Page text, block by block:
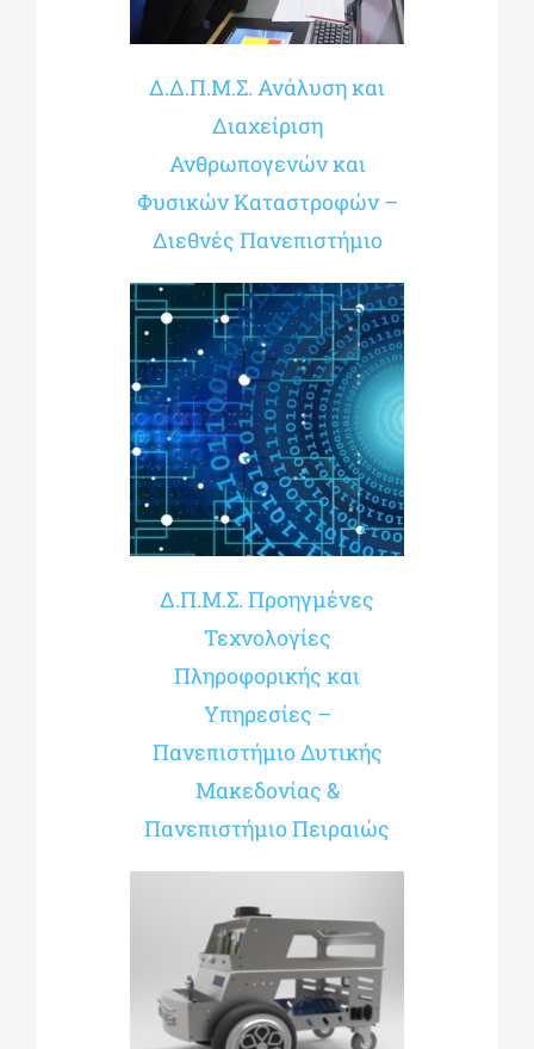
Δ.Δ.Π.Μ.Σ. Ανάλυση και
Διαχείριση
Ανθρωπογενών και
Φυσικών Καταστροφών –
Διεθνές Πανεπιστήμιο
Δ.Π.Μ.Σ. Προηγμένες
Τεχνολογίες
Πληροφορικής και
Υπηρεσίες –
Πανεπιστήμιο Δυτικής
Μακεδονίας &
Πανεπιστήμιο Πειραιώς